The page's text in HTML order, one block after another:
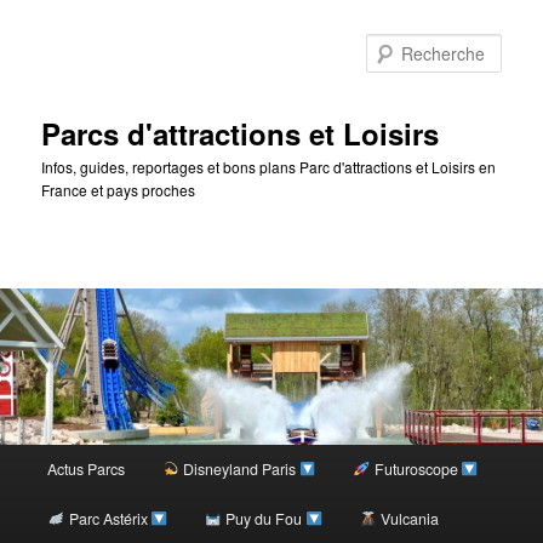
Parcs d'attractions et Loisirs
Infos, guides, reportages et bons plans Parc d'attractions et Loisirs en
France et pays proches
Menu
Aller
Actus Parcs Disneyland Paris Futuroscope
Parc Astérix Puy du Fou Vulcania